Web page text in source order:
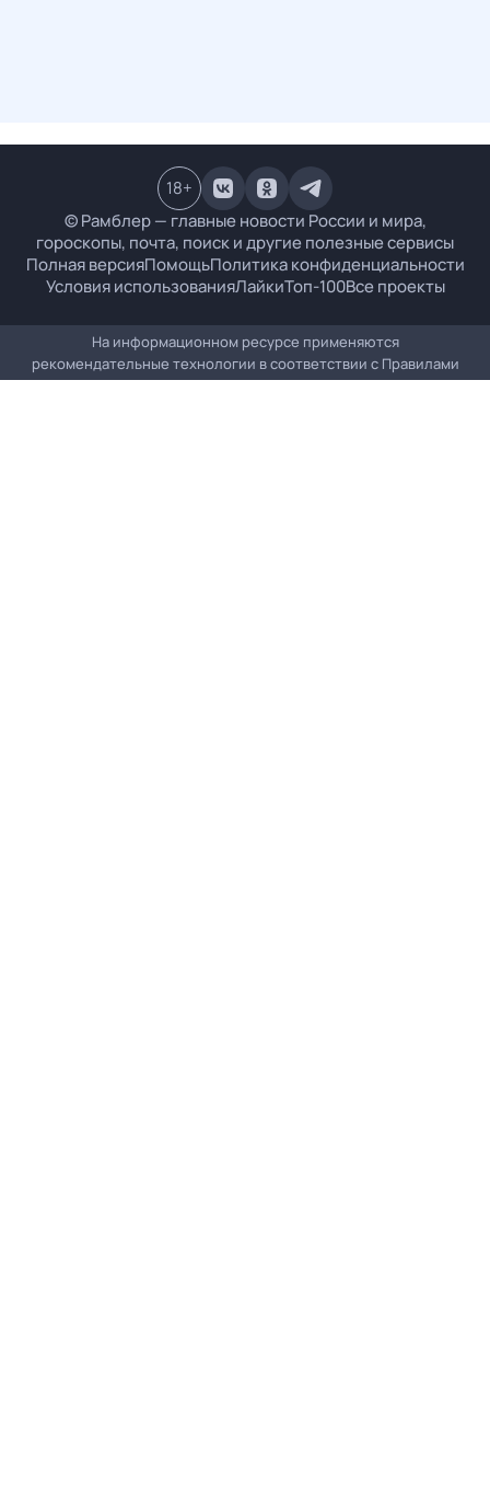
© Рамблер — главные новости России и мира,
гороскопы, почта, поиск и другие полезные сервисы
Полная версияПомощьПолитика конфиденциальности
Условия использованияЛайкиТоп-100Все проекты
18+
На информационном ресурсе применяются
рекомендательные технологии в соответствии с Правилами